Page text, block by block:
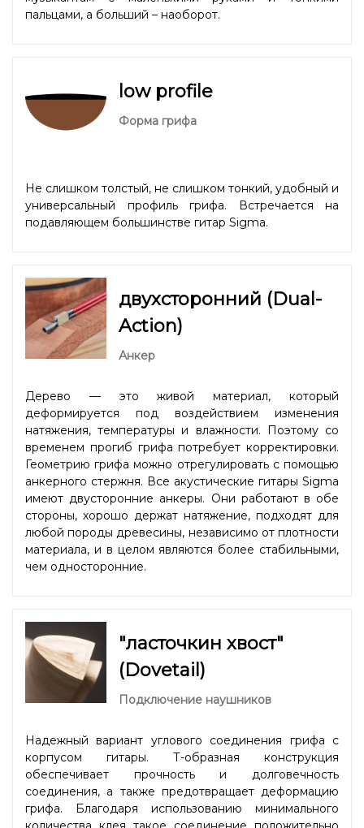
пальцами, а больший – наоборот.
low profile
Форма грифа
Не слишком толстый, не слишком тонкий, удобный и
универсальный профиль грифа. Встречается на
подавляющем большинстве гитар Sigma.
двухсторонний (Dual-
Action)
Анкер
Дерево — это живой материал, который
деформируется под воздействием изменения
натяжения, температуры и влажности. Поэтому со
временем прогиб грифа потребует корректировки.
Геометрию грифа можно отрегулировать с помощью
анкерного стержня. Все акустические гитары Sigma
имеют двусторонние анкеры. Они работают в обе
стороны, хорошо держат натяжение, подходят для
любой породы древесины, независимо от плотности
материала, и в целом являются более стабильными,
чем односторонние.
"ласточкин хвост"
(Dovetail)
Подключение наушников
Надежный вариант углового соединения грифа с
корпусом гитары. Т-образная конструкция
обеспечивает прочность и долговечность
соединения, а также предотвращает деформацию
грифа. Благодаря использованию минимального